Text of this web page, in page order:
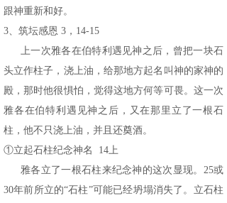
跟神重新和好。
3、筑坛感恩 3，14-15
上一次雅各在伯特利遇见神之后，曾把一块石
头立作柱子，浇上油，给那地方起名叫神的家神的
殿，那时他很惧怕，觉得这地方何等可畏。这一次
雅各在伯特利遇见神之后，又在那里立了一根石
柱，他不只浇上油，并且还奠酒。
①立起石柱纪念神名 14上
雅各立了一根石柱来纪念神的这次显现。25或
30年前所立的“石柱”可能已经坍塌消失了。立石柱